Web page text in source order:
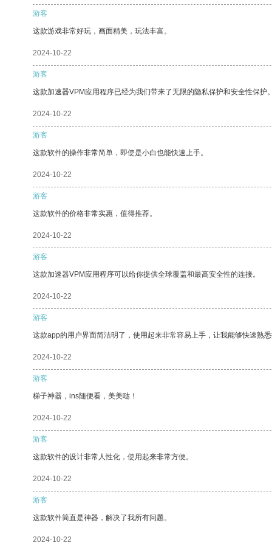
游客
这款游戏非常好玩，画面精美，玩法丰富。
2024-10-22
游客
这款加速器VPM应用程序已经为我们带来了无限的隐私保护和安全性保护
2024-10-22
游客
这款软件的操作非常简单，即使是小白也能快速上手。
2024-10-22
游客
这款软件的价格非常实惠，值得推荐。
2024-10-22
游客
这款加速器VPM应用程序可以给你提供全球覆盖和最高安全性的连接。
2024-10-22
游客
这款app的用户界面简洁明了，使用起来非常容易上手，让我能够快速熟
2024-10-22
游客
梯子神器，ins随便看，美美哒！
2024-10-22
游客
这款软件的设计非常人性化，使用起来非常方便。
2024-10-22
游客
这款软件简直是神器，解决了我所有问题。
2024-10-22